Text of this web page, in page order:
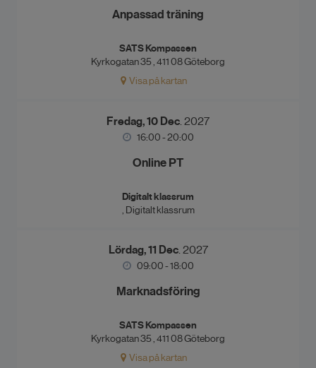
Anpassad träning
SATS Kompassen
Kyrkogatan 35 , 411 08 Göteborg
Visa på kartan
Fredag, 10 Dec. 2027
16:00 - 20:00
Online PT
Digitalt klassrum
, Digitalt klassrum
Lördag, 11 Dec. 2027
09:00 - 18:00
Marknadsföring
SATS Kompassen
Kyrkogatan 35 , 411 08 Göteborg
Visa på kartan